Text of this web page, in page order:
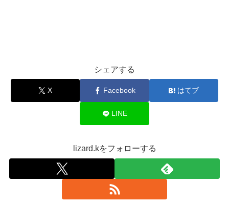
シェアする
X Facebook はてブ
LINE
lizard.kをフォローする